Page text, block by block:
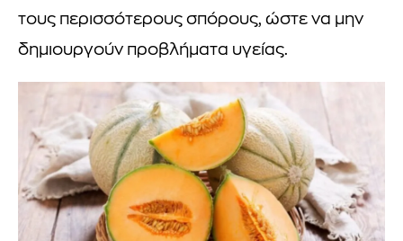
τους περισσότερους σπόρους, ώστε να μην
δημιουργούν προβλήματα υγείας.